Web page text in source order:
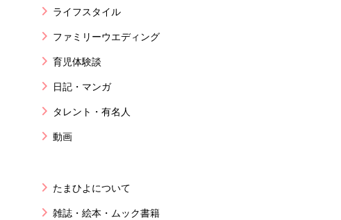
ライフスタイル
ファミリーウエディング
育児体験談
日記・マンガ
タレント・有名人
動画
たまひよについて
雑誌・絵本・ムック書籍